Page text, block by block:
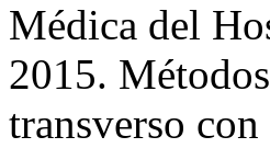
Médica del
2015.
transverso